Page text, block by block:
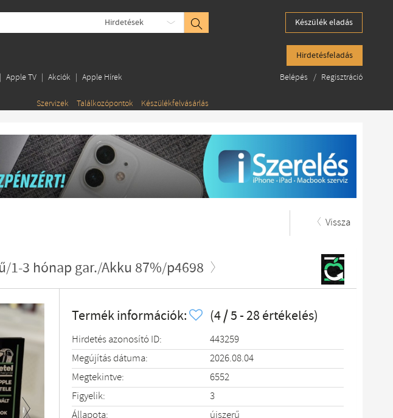
Hirdetések Készülék eladás
Hirdetésfeladás
Apple TV Akciók Apple Hírek
Szervizek Találkozópontok Készülékfelvásárlás
Belépés / Regisztráció
Vissza
1-3 hónap gar./Akku 87%/p4698
Termék információk: (4 / 5 - 28 értékelés)
Hirdetés azonosító ID:
443259
Megújítás dátuma:
2026.08.04
Megtekintve:
6552
Figyelik:
3
Állapota:
újszerű